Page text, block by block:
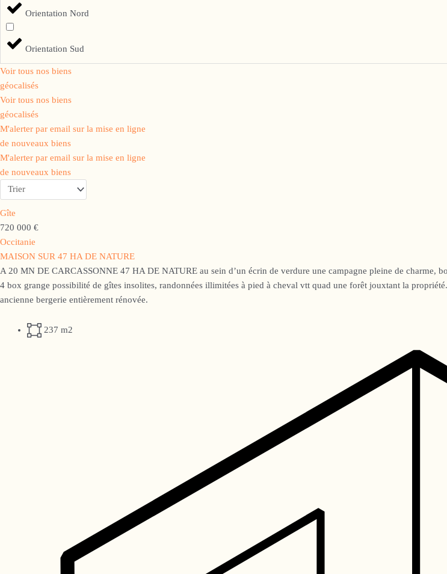
Orientation Nord
Orientation Sud
Voir tous nos biens
géocalisés
Voir tous nos biens
géocalisés
M'alerter par email sur la mise en ligne
de nouveaux biens
M'alerter par email sur la mise en ligne
de nouveaux biens
Gîte
720 000 €
Occitanie
MAISON SUR 47 HA DE NATURE
A 20 MN DE CARCASSONNE 47 HA DE NATURE au sein d’un écrin de verdure une campagne pleine de charme,
4 box grange possibilité de gîtes insolites, randonnées illimitées à pied à cheval vtt quad une forêt jouxtant la
ancienne bergerie entièrement rénovée.
237 m2